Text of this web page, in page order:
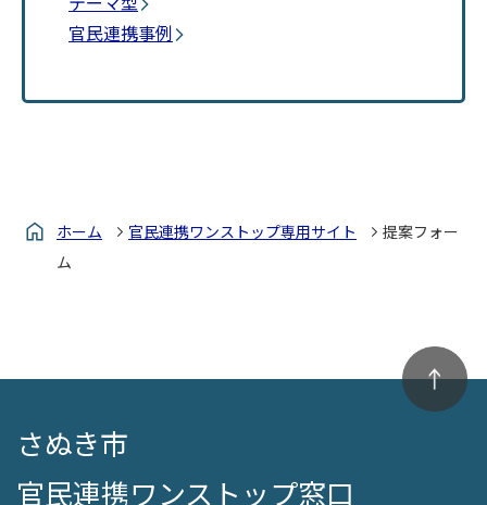
官民連携事例
ホーム 官民連携ワンストップ専用サイト
提案フォー
ム
さぬき市
官民連携ワンストップ窓口